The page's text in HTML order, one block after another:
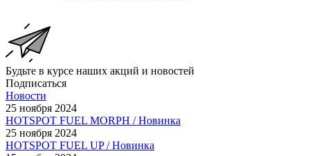
Будьте в курсе наших акций и новостей
Подписаться
Новости
25 ноября 2024
HOTSPOT FUEL MORPH / Новинка
25 ноября 2024
HOTSPOT FUEL UP / Новинка